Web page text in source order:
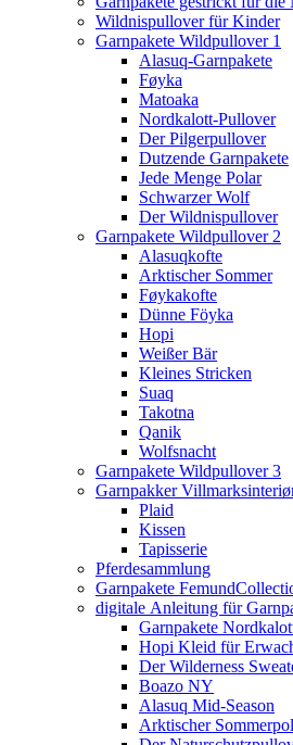
Wildnispullover für Kinder
Garnpakete Wildpullover 1
Alasuq-Garnpakete
Føyka
Matoaka
Nordkalott-Pullover
Der Pilgerpullover
Dutzende Garnpakete
Jede Menge Polar
Schwarzer Wolf
Der Wildnispullover
Garnpakete Wildpullover 2
Alasuqkofte
Arktischer Sommer
Føykakofte
Dünne Föyka
Hopi
Weißer Bär
Kleines Stricken
Suaq
Takotna
Qanik
Wolfsnacht
Garnpakete Wildpullover 3
Garnpakker
Plaid
Kissen
Tapisserie
Pferdesammlung
Garnpakete
digitale Anleitung für
Garnpakete
Hopi Kleid für
Der Wilderness
Boazo NY
Alasuq Mid-Season
Arktischer